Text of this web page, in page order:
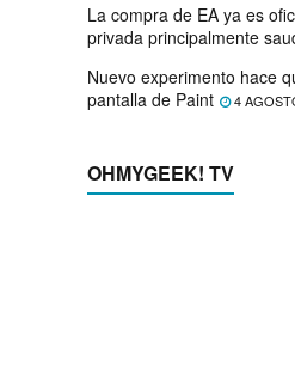
La compra de EA ya es
privada principalmente
Nuevo experimento hace
pantalla de Paint
4
OHMYGEEK! TV